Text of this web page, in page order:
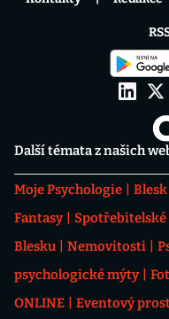
Další témata z našich
Moje Psychologie
Fantasy
Spotřebitelské
Blesku
Nemovitosti
psychologické mýty
ONLINE
Eventový